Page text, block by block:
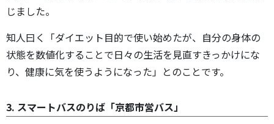
じました。
知人曰く「ダイエット目的で使い始めたが、自分の身体の
状態を数値化することで日々の生活を見直すきっかけにな
り、健康に気を使うようになった」とのことです。
3. スマートバスのりば「京都市営バス」